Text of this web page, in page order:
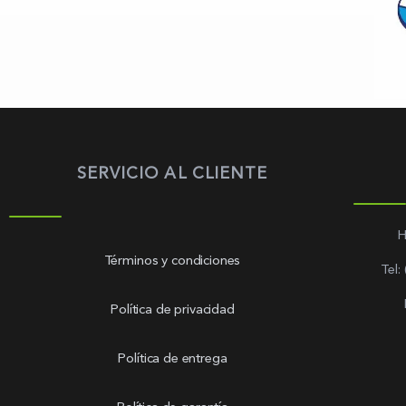
SERVICIO AL CLIENTE
Términos y condiciones
Política de privacidad
Política de entrega